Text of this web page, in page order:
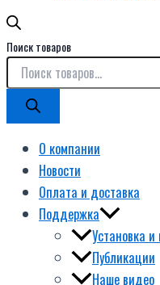
Поиск товаров
О компании
Новости
Оплата и доставка
Поддержка
Установка и
Публикации
Наше видео